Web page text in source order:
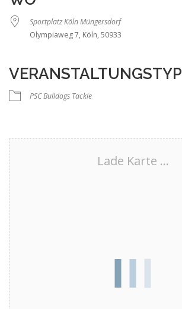
Sportplatz Köln Müngersdorf
Olympiaweg 7, Köln, 50933
VERANSTALTUNGSTYP
PSC Bulldogs Tackle
Lade Karte ...